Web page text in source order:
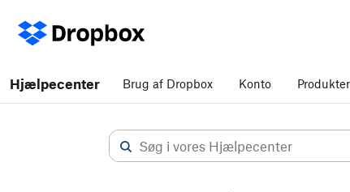
Hjælpecenter Brug af Dropbox Konto Produkter